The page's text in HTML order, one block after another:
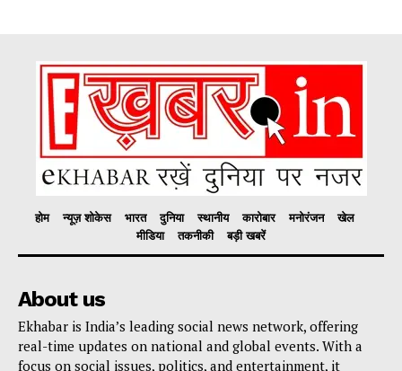
होम न्यूज़ शोकेस भारत दुनिया स्थानीय कारोबार मनोरंजन
खेल
मीडिया
तकनीकी बड़ी खबरें
About us
Ekhabar is India’s leading social news network, offering
real-time updates on national and global events. With a
focus on social issues, politics, and entertainment, it